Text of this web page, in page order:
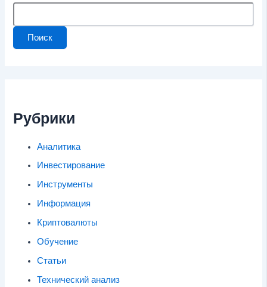
Поиск
Рубрики
Аналитика
Инвестирование
Инструменты
Информация
Криптовалюты
Обучение
Статьи
Технический анализ